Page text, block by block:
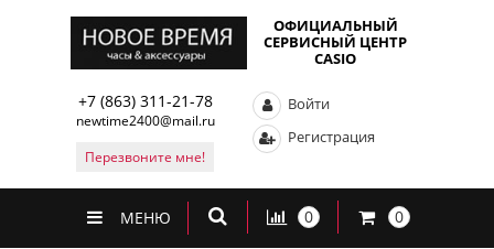
ОФИЦИАЛЬНЫЙ
СЕРВИСНЫЙ ЦЕНТР
CASIO
+7 (863) 311-21-78
newtime2400@mail.ru
Перезвоните мне!
Войти
Регистрация
МЕНЮ 0 0